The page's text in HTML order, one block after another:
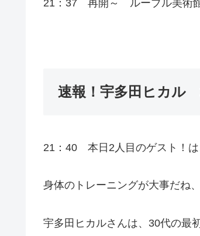
21：37 再開～ ルーブル美術館
速報！宇多田ヒカル
21：40 本日2人目のゲスト！は
身体のトレーニングが大事だね
宇多田ヒカルさんは、30代の最